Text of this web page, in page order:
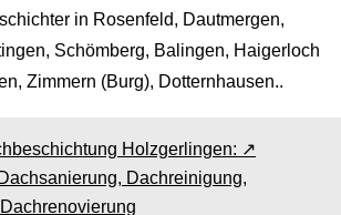
in Rosenfeld, Dautmergen,
Schömberg, Balingen, Haigerloch
Zimmern (Burg), Dotternhausen..
Holzgerlingen: ↗️
Dachreinigung,